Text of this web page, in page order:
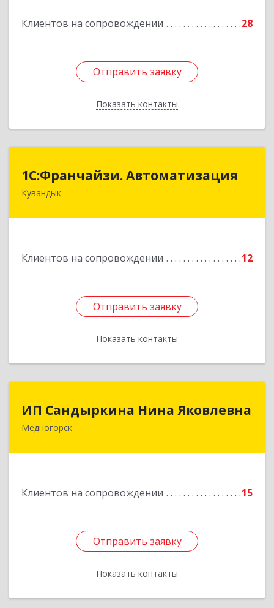
Клиентов на сопровождении 28
Отправить заявку
Показать контакты
Отправить заявку
Назад
1С:Франчайзи. Автоматизация
Кувандык
Клиентов на сопровождении 12
Отправить заявку
Показать контакты
1С:Франчайзи. Автоматизация
462220, Оренбургская обл, Кувандыкский р-н,
Отправить заявку
Назад
ИП Сандыркина Нина Яковлевна
Медногорск
Клиентов на сопровождении 15
Отправить заявку
Показать контакты
462270, Оренбургская обл, Медногорск г,
Отправить заявку
Назад